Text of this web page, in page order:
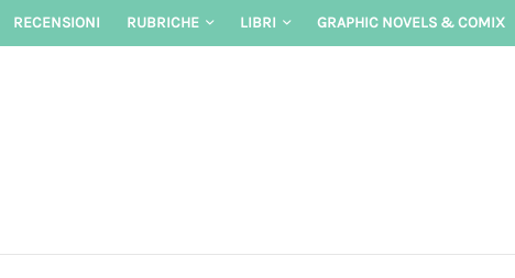
Skip
RECENSIONI RUBRICHE LIBRI GRAPHIC NOVELS & COMIX